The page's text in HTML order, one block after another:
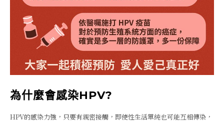
為什麼會感染HPV?
HPV的感染力強，只要有親密接觸，即使性生活單純也可能互相傳染，